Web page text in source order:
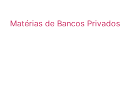
Matérias de Bancos Privados